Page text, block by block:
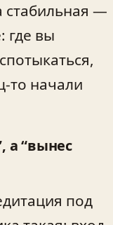
стабильная —
где вы
то начали
а “вынес
под